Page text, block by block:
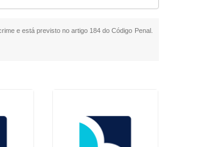
e está previsto no artigo 184 do Código Penal.